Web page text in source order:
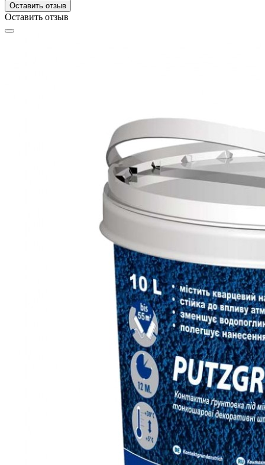
Оставить отзыв
Оставить отзыв